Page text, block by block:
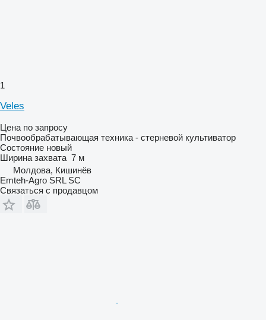
1
Veles
Цена по запросу
Почвообрабатывающая техника - стерневой культиватор
Состояние новый
Ширина захвата 7 м
Молдова, Кишинёв
Emteh-Agro SRL SC
Связаться с продавцом